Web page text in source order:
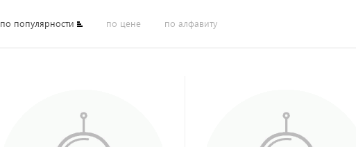
по популярности по цене по алфавиту